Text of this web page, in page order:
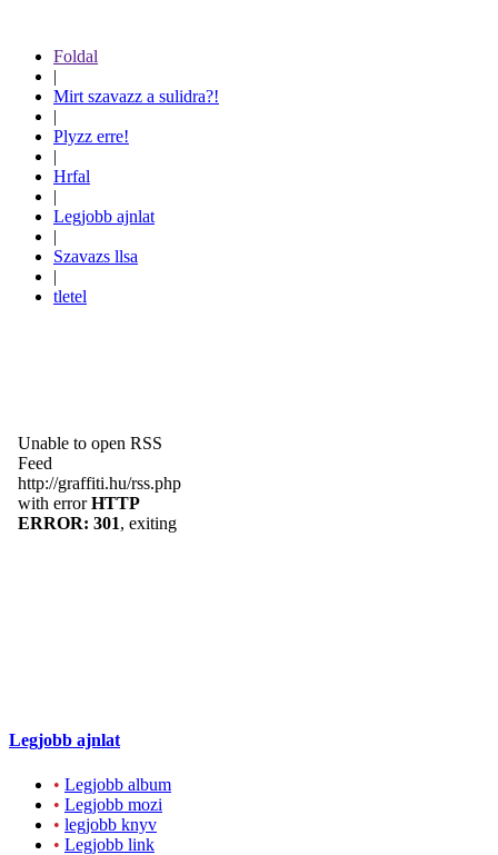
Foldal
|
Mirt szavazz a sulidra?!
|
Plyzz erre!
|
Hrfal
|
Legjobb ajnlat
|
Szavazs llsa
|
tletel
Legjobb ajnlat
• Legjobb album
• Legjobb mozi
• legjobb knyv
• Legjobb link